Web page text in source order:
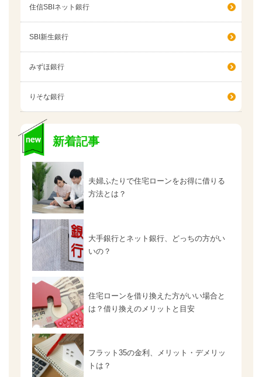
住信SBIネット銀行
SBI新生銀行
みずほ銀行
りそな銀行
新着記事
夫婦ふたりで住宅ローンをお得に借りる
方法とは？
大手銀行とネット銀行、どっちの方がい
いの？
住宅ローンを借り換えた方がいい場合と
は？借り換えのメリットと目安
フラット35の金利、メリット・デメリッ
トは？